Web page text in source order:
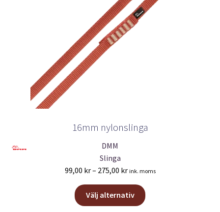
16mm nylonslinga
DMM
Slinga
99,00 kr– 275,00 krPrisintervall:
till
275,00 kr
ink. moms
Välj alternativ
Den
här